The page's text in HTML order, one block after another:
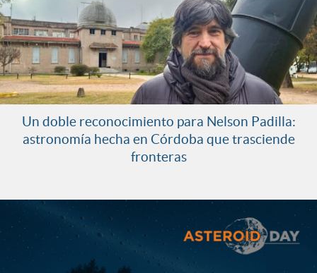
Un doble reconocimiento para Nelson Padilla:
astronomía hecha en Córdoba que trasciende
fronteras